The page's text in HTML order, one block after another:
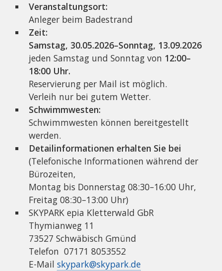
Veranstaltungsort:
Anleger beim Badestrand
Zeit:
Samstag, 30.05.2026–Sonntag, 13.09.2026
jeden Samstag und Sonntag von 12:00–
18:00 Uhr.
Reservierung per Mail ist möglich.
Verleih nur bei gutem Wetter.
Schwimmwesten:
Schwimmwesten können bereitgestellt
werden.
Detailinformationen erhalten Sie bei
(Telefonische Informationen während der
Bürozeiten,
Montag bis Donnerstag 08:30–16:00 Uhr,
Freitag 08:30–13:00 Uhr)
SKYPARK epia Kletterwald GbR
Thymianweg 11
73527 Schwäbisch Gmünd
Telefon 07171 8053552
E-Mailskypark@skypark.de